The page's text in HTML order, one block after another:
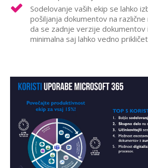
Sodelovanje vaših ekip se lahko
pošiljanja dokumentov na različne
da se zadnje verzije dokumentov
minimalna saj lahko vedno